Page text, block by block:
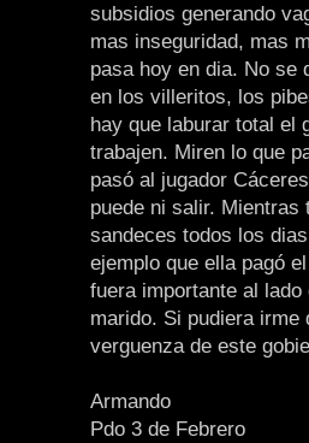
subsidios generando
mas inseguridad, mas
pasa hoy en dia. No se
en los villeritos, los
hay que laburar total el
trabajen. Miren lo que
pasó al jugador
puede ni salir. Mientras
sandeces todos los
ejemplo que ella pagó
fuera importante al
marido. Si pudiera
verguenza de este
Armando
Pdo 3 de Febrero